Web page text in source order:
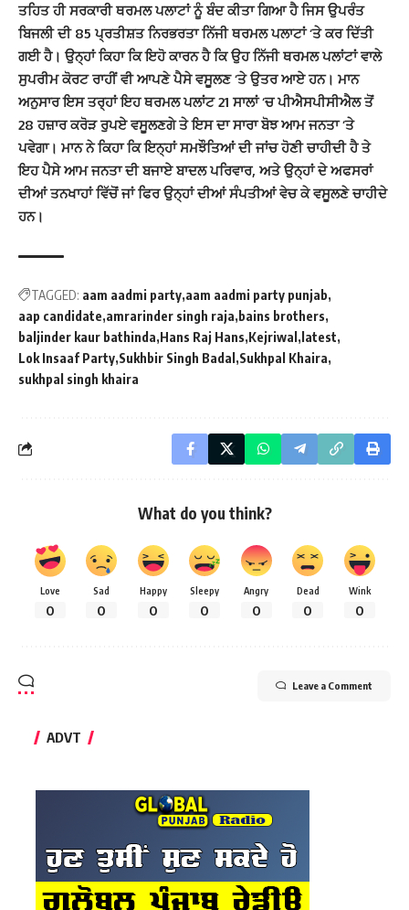
ਤਹਿਤ ਹੀ ਸਰਕਾਰੀ ਥਰਮਲ ਪਲਾਟਾਂ ਨੂੰ ਬੰਦ ਕੀਤਾ ਗਿਆ ਹੈ ਜਿਸ ਉਪਰੰਤ
ਬਿਜਲੀ ਦੀ 85 ਪ੍ਰਤੀਸ਼ਤ ਨਿਰਭਰਤਾ ਨਿੱਜੀ ਥਰਮਲ ਪਲਾਟਾਂ ‘ਤੇ ਕਰ ਦਿੱਤੀ
ਗਈ ਹੈ। ਉਨ੍ਹਾਂ ਕਿਹਾ ਕਿ ਇਹੋ ਕਾਰਨ ਹੈ ਕਿ ਉਹ ਨਿੱਜੀ ਥਰਮਲ ਪਲਾਂਟਾਂ ਵਾਲੇ
ਸੁਪਰੀਮ ਕੋਰਟ ਰਾਹੀਂ ਵੀ ਆਪਣੇ ਪੈਸੇ ਵਸੂਲਣ ‘ਤੇ ਉਤਰ ਆਏ ਹਨ। ਮਾਨ
ਅਨੁਸਾਰ ਇਸ ਤਰ੍ਹਾਂ ਇਹ ਥਰਮਲ ਪਲਾਂਟ 21 ਸਾਲਾਂ ‘ਚ ਪੀਐਸਪੀਸੀਐਲ ਤੋਂ
28 ਹਜ਼ਾਰ ਕਰੋੜ ਰੁਪਏ ਵਸੂਲਣਗੇ ਤੇ ਇਸ ਦਾ ਸਾਰਾ ਬੋਝ ਆਮ ਜਨਤਾ ‘ਤੇ
ਪਵੇਗਾ। ਮਾਨ ਨੇ ਕਿਹਾ ਕਿ ਇਨ੍ਹਾਂ ਸਮਝੌਤਿਆਂ ਦੀ ਜਾਂਚ ਹੋਣੀ ਚਾਹੀਦੀ ਹੈ ਤੇ
ਇਹ ਪੈਸੇ ਆਮ ਜਨਤਾ ਦੀ ਬਜਾਏ ਬਾਦਲ ਪਰਿਵਾਰ, ਅਤੇ ਉਨ੍ਹਾਂ ਦੇ ਅਫਸਰਾਂ
ਦੀਆਂ ਤਨਖਾਹਾਂ ਵਿੱਚੋਂ ਜਾਂ ਫਿਰ ਉਨ੍ਹਾਂ ਦੀਆਂ ਸੰਪਤੀਆਂ ਵੇਚ ਕੇ ਵਸੂਲਣੇ ਚਾਹੀਦੇ
ਹਨ।
TAGGED: aam aadmi party aam aadmi party punjab
aap candidate amrarinder singh raja bains brothers
baljinder kaur bathinda Hans Raj Hans Kejriwal
latest
Lok Insaaf Party Sukhbir Singh Badal Sukhpal Khaira
sukhpal singh khaira
What do you think?
Love
0
Sad
0
Happy
0
Sleepy
0
Angry
0
Dead
0
Wink
0
Leave a Comment
ADVT